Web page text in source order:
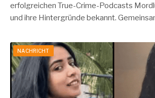
erfolgreichen True-Crime-Podcasts
und ihre Hintergründe bekannt.
NACHRICHT